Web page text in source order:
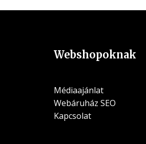
Webshopoknak
Médiaajánlat
Webáruház SEO
Kapcsolat